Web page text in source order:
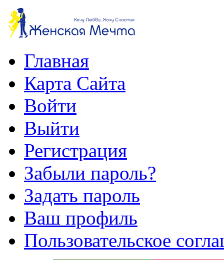
Главная
Карта Сайта
Войти
Выйти
Регистрация
Забыли пароль?
Задать пароль
Ваш профиль
Пользовательское